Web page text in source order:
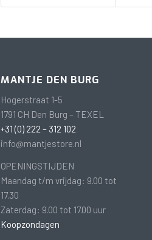
MANTJE DEN BURG
Hogerstraat 1-5
1791 CH Den Burg – TEXEL
+31 (0) 222 – 312 102
info@mantjestore.nl
OPENINGSTIJDEN
Maandag t/m vrijdag: 9.00 tot
17.30
Zaterdag: 9.00 tot 17.00 uur
Koopzondagen